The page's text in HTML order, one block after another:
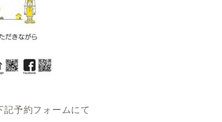
予約フォームにて